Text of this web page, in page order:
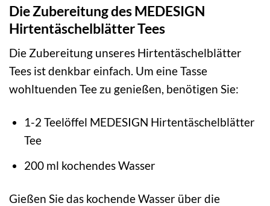
Die Zubereitung des MEDESIGN
Hirtentäschelblätter Tees
Die Zubereitung unseres Hirtentäschelblätter
Tees ist denkbar einfach. Um eine Tasse
wohltuenden Tee zu genießen, benötigen Sie:
1-2 Teelöffel MEDESIGN Hirtentäschelblätter
Tee
200 ml kochendes Wasser
Gießen Sie das kochende Wasser über die